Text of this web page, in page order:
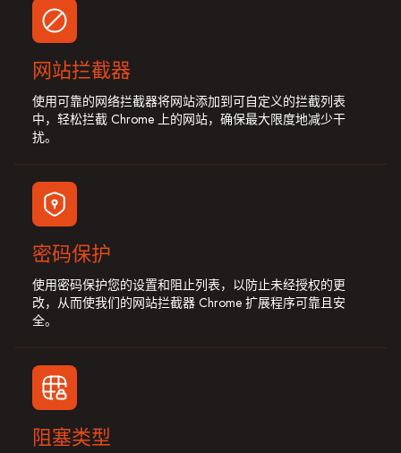
网站拦截器
使用可靠的网络拦截器将网站添加到可自定义的拦截列表
中，轻松拦截 Chrome 上的网站，确保最大限度地减少干
扰。
密码保护
使用密码保护您的设置和阻止列表，以防止未经授权的更
改，从而使我们的网站拦截器 Chrome 扩展程序可靠且安
全。
阻塞类型